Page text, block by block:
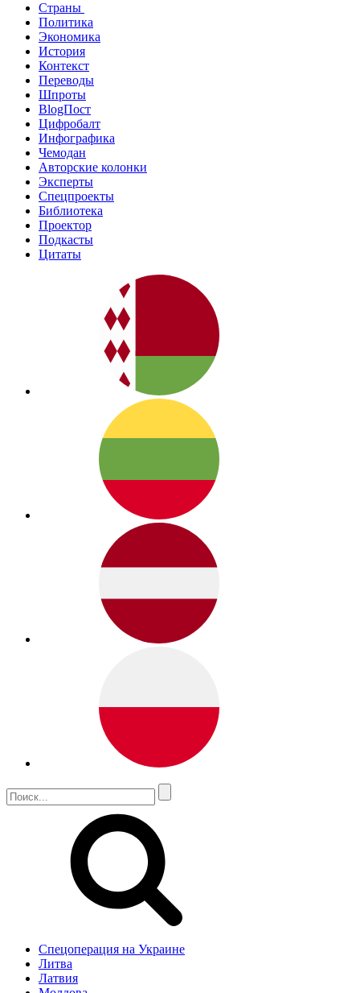
Страны
Политика
Экономика
История
Контекст
Переводы
Шпроты
BlogПост
Цифробалт
Инфографика
Чемодан
Авторские колонки
Эксперты
Спецпроекты
Библиотека
Проектор
Подкасты
Цитаты
Спецоперация на Украине
Литва
Латвия